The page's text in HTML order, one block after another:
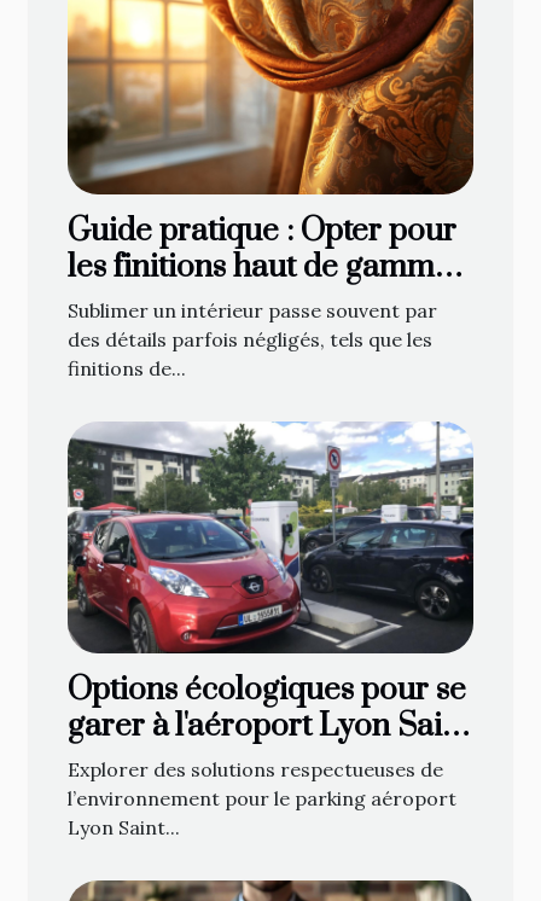
Guide pratique : Opter pour
les finitions haut de gamme
en décoration de fenêtre
Sublimer un intérieur passe souvent par
des détails parfois négligés, tels que les
finitions de...
Options écologiques pour se
garer à l'aéroport Lyon Saint
Exupéry
Explorer des solutions respectueuses de
l’environnement pour le parking aéroport
Lyon Saint...